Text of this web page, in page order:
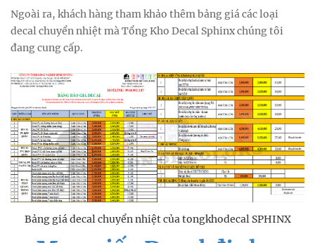
Ngoài ra, khách hàng tham khảo thêm bảng giá các loại
decal chuyển nhiệt mà Tổng Kho Decal Sphinx chúng tôi
đang cung cấp.
Bảng giá decal chuyển nhiệt của tongkhodecal SPHINX